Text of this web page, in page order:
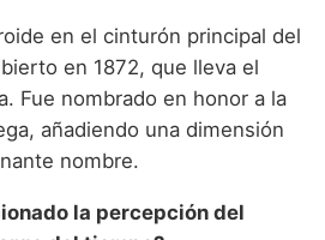
en el cinturón principal del
en 1872, que lleva el
Fue nombrado en honor a la
añadiendo una dimensión
nombre.
la percepción del